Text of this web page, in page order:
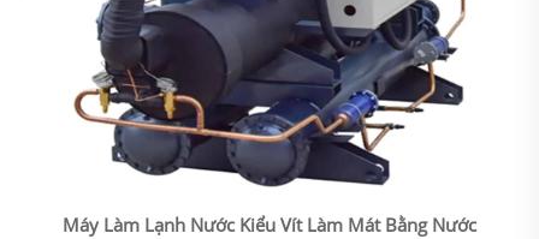
Máy Làm Lạnh Nước Kiểu Vít Làm Mát Bằng Nước